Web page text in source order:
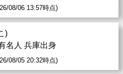
08/06 13:57時点)
)
名人 兵庫出身
08/05 20:32時点)